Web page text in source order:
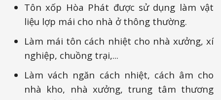
Tôn xốp Hòa Phát được sử dụng làm vật
liệu lợp mái cho nhà ở thông thường.
Làm mái tôn cách nhiệt cho nhà xưởng, xí
nghiệp, chuồng trại,...
Làm vách ngăn cách nhiệt, cách âm cho
nhà kho, nhà xưởng, trung tâm thương